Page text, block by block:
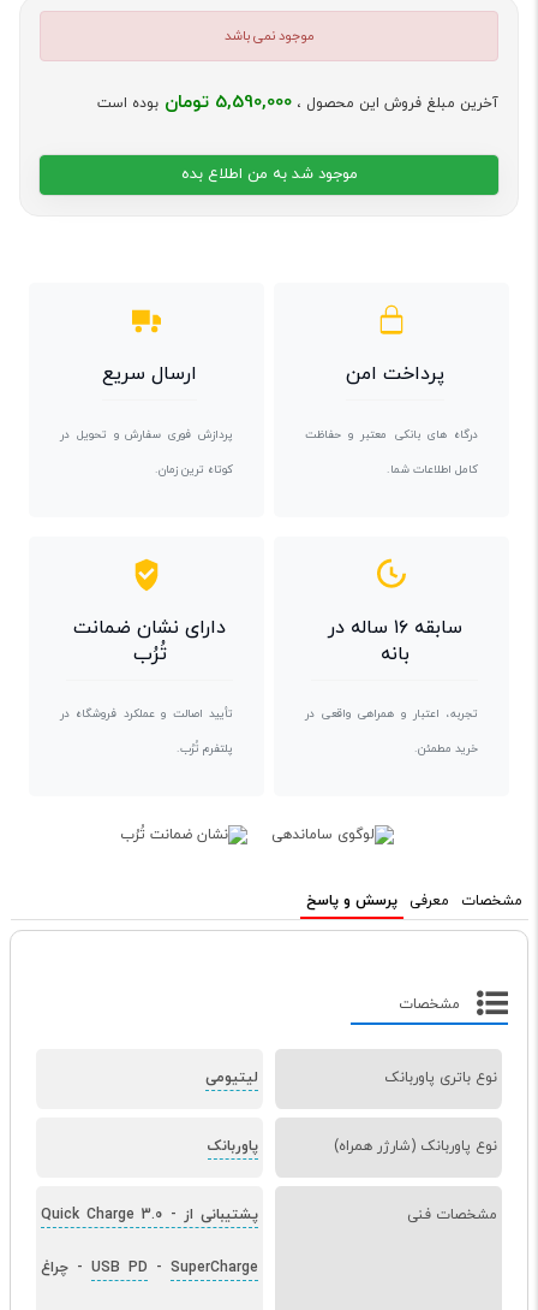
موجود نمی باشد
آخرین مبلغ فروش این محصول ، 5,590,000 تومان بوده است
موجود شد به من اطلاع بده
پرداخت امن
درگاه های بانکی معتبر و حفاظت
کامل اطلاعات شما.
ارسال سریع
پردازش فوری سفارش و تحویل در
کوتاه ترین زمان.
سابقه ۱۶ ساله در
بانه
تجربه، اعتبار و همراهی واقعی در
خرید مطمئن.
دارای نشان ضمانت
تُرُب
تأیید اصالت و عملکرد فروشگاه در
پلتفرم تُرُب.
مشخصات معرفی پرسش و پاسخ
مشخصات
نوع باتری پاوربانک لیتیومی
نوع پاوربانک (شارژر همراه) پاوربانک
مشخصات فنی پشتیبانی از Quick Charge 3.0 -
USB PD - SuperCharge
- چراغ